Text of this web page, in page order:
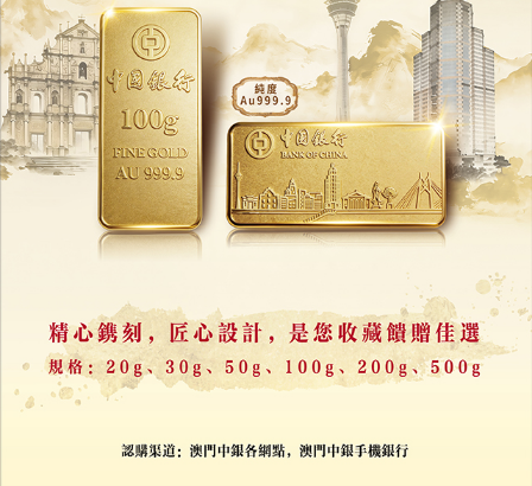
一戶通工作坊下月續辦
助市民使用電子政務
06/05/2026 17559
綜合職業培訓平台今起推出試用